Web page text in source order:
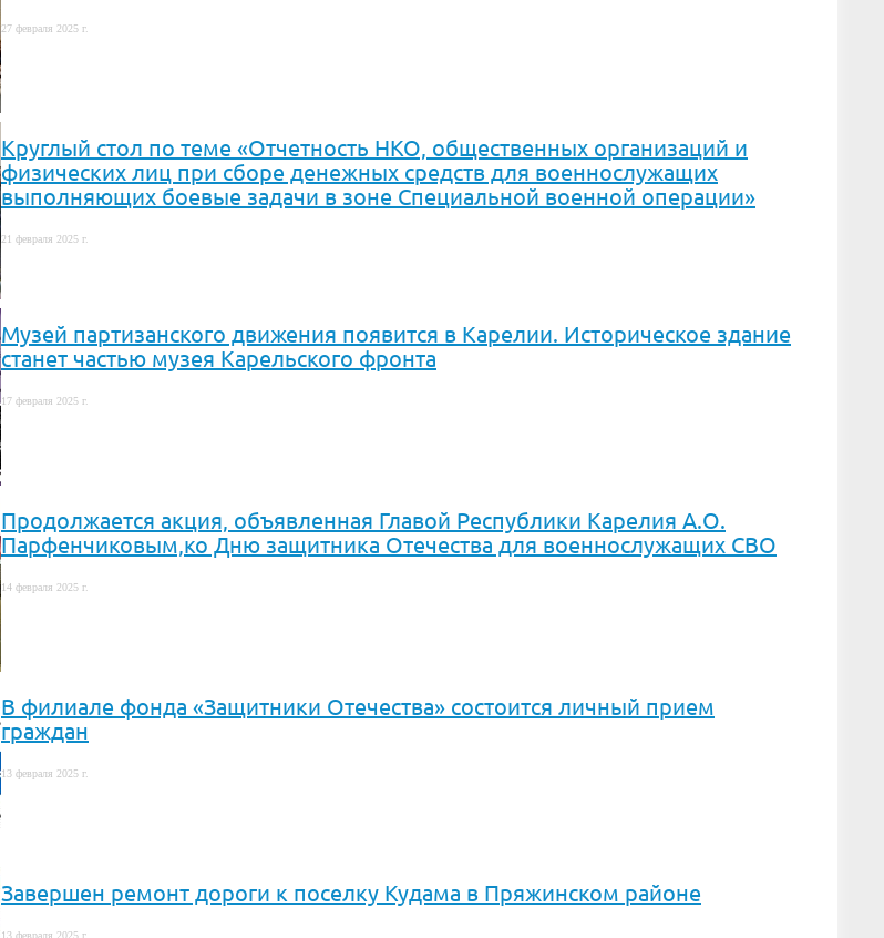
27 февраля 2025 г.
Круглый стол по теме «Отчетность НКО, общественных организаций и
физических лиц при сборе денежных средств для военнослужащих
выполняющих боевые задачи в зоне Специальной военной операции»
21 февраля 2025 г.
Музей партизанского движения появится в Карелии. Историческое здание
станет частью музея Карельского фронта
17 февраля 2025 г.
Продолжается акция, объявленная Главой Республики Карелия А.О.
Парфенчиковым,ко Дню защитника Отечества для военнослужащих СВО
14 февраля 2025 г.
В филиале фонда «Защитники Отечества» состоится личный прием
граждан
13 февраля 2025 г.
Завершен ремонт дороги к поселку Кудама в Пряжинском районе
13 февраля 2025 г.